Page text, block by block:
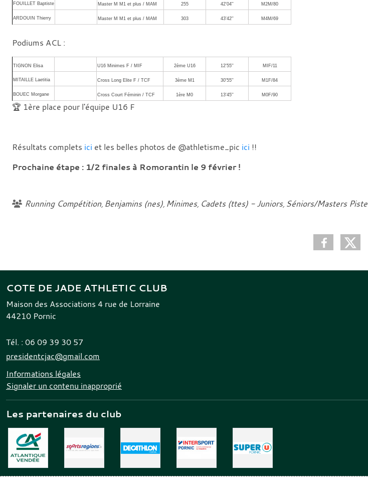
FOUILLET Baptiste Master M M1 et plus / MAM 255 42'04'' M2M/80
ARDOUIN Thierry Master M M1 et plus / MAM 303 43'42'' M4M/69
Podiums ACL :
TIGNON Elisa U16 Minimes F / MIF 2ème U16 12'55'' MIF/11
MITAILLE Laetitia Cross Long Elite F / TCF 3ème M1 30'55'' M1F/84
BOUEC Morgane Cross Court Féminin / TCF 1ère M0 13'45'' M0F/90
🏆 1ère place pour l'équipe U16 F
Résultats complets ici et les belles photos de @athletisme_pic ici !!
Prochaine étape : 1/2 finales à Romorantin le 9 février !
Running Compétition Benjamins (nes) Minimes Cadets (ttes) - Juniors Séniors/Masters Piste
COTE DE JADE ATHLETIC CLUB
Maison des Associations 4 rue de Lorraine
44210 Pornic
Tél. : 06 09 39 30 57
presidentcjac@gmail.com
Informations légales
Signaler un contenu inapproprié
Les partenaires du club